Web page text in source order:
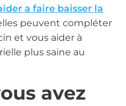
a faire baisser la
peuvent compléter
et vous aider à
plus saine au
avez